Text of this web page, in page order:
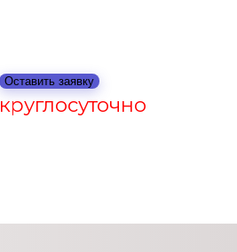
Оставить заявку
круглосуточно